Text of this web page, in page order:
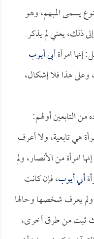
يسمى المبهم، وهو
ذلك، يعني لم يذكر
إنها امرأةأبي أيوب
هذا فلا إشكال،
التابعين أولهم:
هي تابعية، ولا أعرف
امرأة من الأنصار، ولم
أبي أيوب، فإن كانت
يعرف شخصها وحالها
ثبت من طرق أخرى،